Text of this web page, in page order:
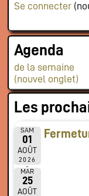
Se connecter
Agenda
de la semaine
(nouvel onglet)
Les
SAM
01
AOÛT
2026
MAR
25
AOÛT